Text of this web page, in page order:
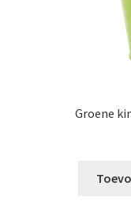
Groene